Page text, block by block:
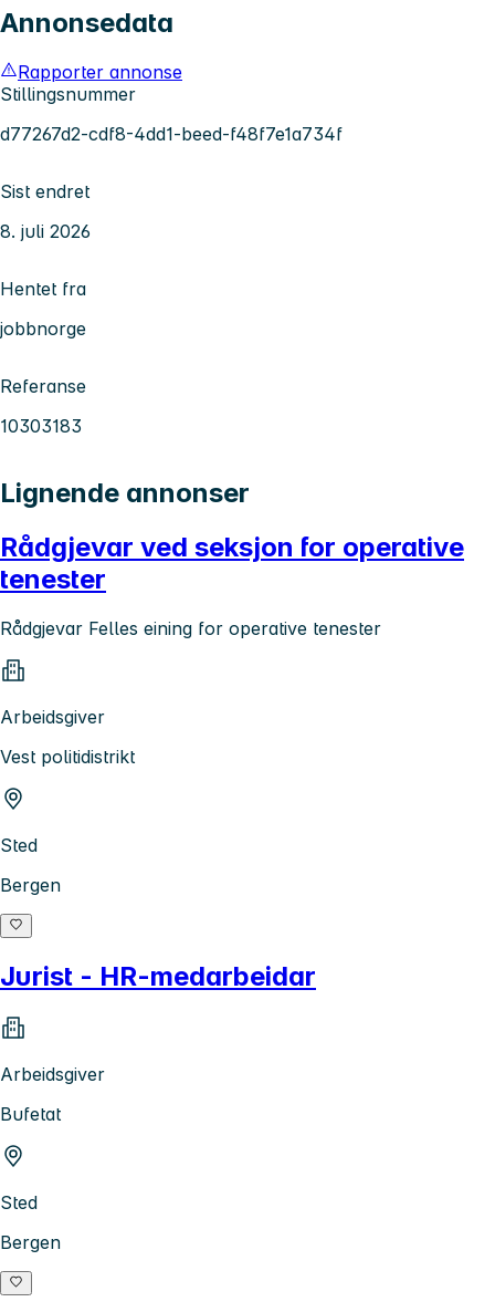
Annonsedata
Rapporter annonse
Stillingsnummer
d77267d2-cdf8-4dd1-beed-f48f7e1a734f
Sist endret
8. juli 2026
Hentet fra
jobbnorge
Referanse
10303183
Lignende annonser
Rådgjevar ved seksjon for operative
tenester
Rådgjevar Felles eining for operative tenester
Arbeidsgiver
Vest politidistrikt
Sted
Bergen
Jurist - HR-medarbeidar
Arbeidsgiver
Bufetat
Sted
Bergen